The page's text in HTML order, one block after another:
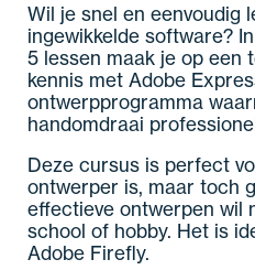
Wil je snel en eenvoudig
ingewikkelde software?
5 lessen maak je op een
kennis met Adobe
ontwerpprogramma
handomdraai
Deze cursus is perfect
ontwerper is, maar toch
effectieve ontwerpen wil
school of hobby. Het is
Adobe Firefly.